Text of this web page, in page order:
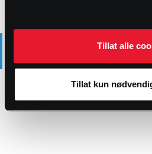
Tillat alle
Tillat kun
PRODUKTBESKRIVELSE
Rørfreser med blyantspisser-